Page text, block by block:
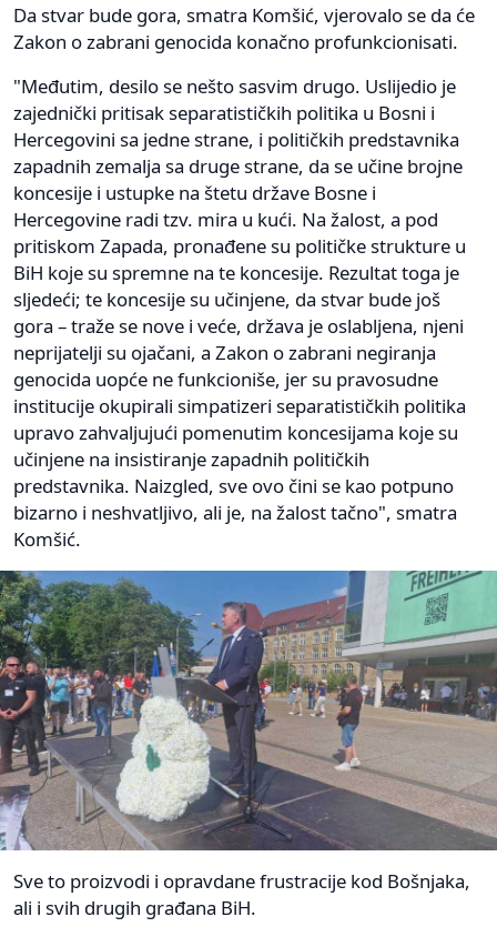
Da stvar bude gora, smatra Komšić, vjerovalo se da će
Zakon o zabrani genocida konačno profunkcionisati.
"Međutim, desilo se nešto sasvim drugo. Uslijedio je
zajednički pritisak separatističkih politika u Bosni i
Hercegovini sa jedne strane, i političkih predstavnika
zapadnih zemalja sa druge strane, da se učine brojne
koncesije i ustupke na štetu države Bosne i
Hercegovine radi tzv. mira u kući. Na žalost, a pod
pritiskom Zapada, pronađene su političke strukture u
BiH koje su spremne na te koncesije. Rezultat toga je
sljedeći; te koncesije su učinjene, da stvar bude još
gora – traže se nove i veće, država je oslabljena, njeni
neprijatelji su ojačani, a Zakon o zabrani negiranja
genocida uopće ne funkcioniše, jer su pravosudne
institucije okupirali simpatizeri separatističkih politika
upravo zahvaljujući pomenutim koncesijama koje su
učinjene na insistiranje zapadnih političkih
predstavnika. Naizgled, sve ovo čini se kao potpuno
bizarno i neshvatljivo, ali je, na žalost tačno", smatra
Komšić.
Sve to proizvodi i opravdane frustracije kod Bošnjaka,
ali i svih drugih građana BiH.